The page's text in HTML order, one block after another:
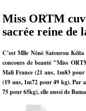
Miss ORTM
sacrée reine de
C’est Mlle Nènè Satourou
concours de beauté "Miss
Mali France (21 ans, 1m83
(19 ans, 1m72 pour 49 kg). Par
75 pour 65kg), elle aussi de